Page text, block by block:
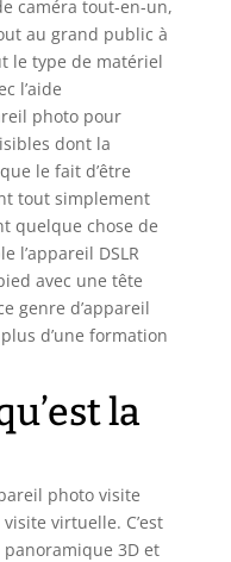
caméra tout-en-un,
au grand public à
le type de matériel
l’aide
photo pour
dont la
le fait d’être
tout simplement
quelque chose de
l’appareil DSLR
avec une tête
genre d’appareil
d’une formation
la
photo visite
virtuelle. C’est
3D et